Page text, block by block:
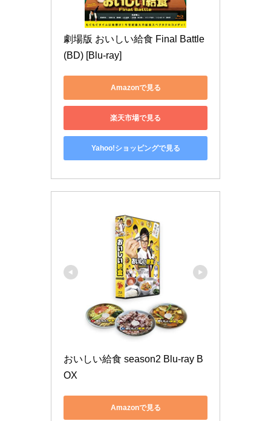
劇場版 おいしい給食 Final Battle
(BD) [Blu-ray]
Amazonで見る
楽天市場で見る
Yahoo!ショッピングで見る
おいしい給食 season2 Blu-ray B
OX
Amazonで見る